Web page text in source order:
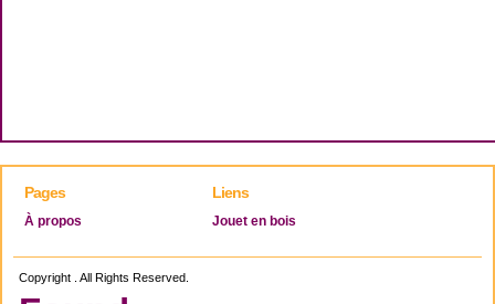
Pages
À propos
Liens
Jouet en bois
Copyright . All Rights Reserved.